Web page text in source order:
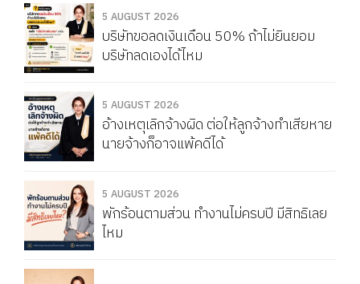
Service Charge แบบนี้ผิดกฎหมายไหม
5 AUGUST 2026
บริษัทขอลดเงินเดือน 50% ถ้าไม่ยินยอม
บริษัทลดเองได้ไหม
5 AUGUST 2026
อ้างเหตุเลิกจ้างผิด ต่อให้ลูกจ้างทำเสียหาย
นายจ้างก็อาจแพ้คดีได้
5 AUGUST 2026
พักร้อนตามส่วน ทำงานไม่ครบปี มีสิทธิเลย
ไหม